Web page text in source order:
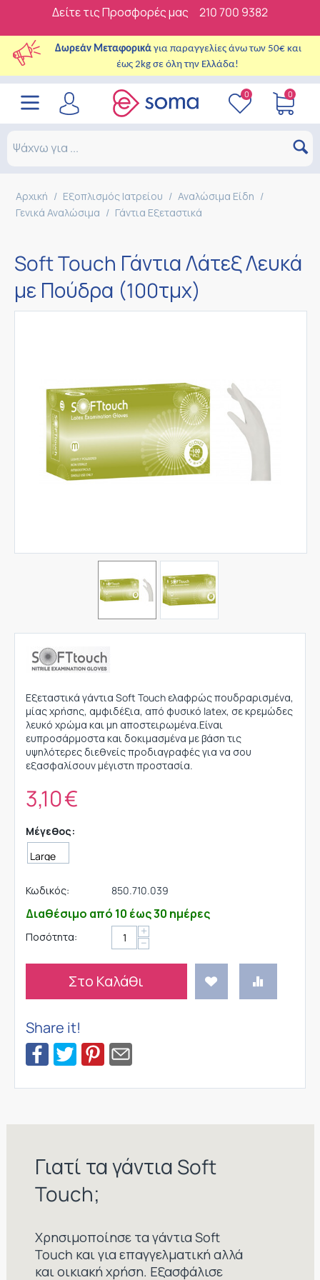
Δείτε τις Προσφορές μας 210 700 9382
Δωρεάν Μεταφορικά για παραγγελίες άνω των 50€ και
έως 2kg σε όλη την Ελλάδα!
0 0
Αρχική / Εξοπλισμός Ιατρείου / Αναλώσιμα Είδη /
Γενικά Αναλώσιμα / Γάντια Εξεταστικά
Soft Touch Γάντια Λάτεξ Λευκά
με Πούδρα (100τμχ)
Εξεταστικά γάντια Soft Touch ελαφρώς πουδραρισμένα,
μίας χρήσης, αμφιδέξια, από φυσικό latex, σε κρεμώδες
λευκό χρώμα και μη αποστειρωμένα.Είναι
ευπροσάρμοστα και δοκιμασμένα με βάση τις
υψηλότερες διεθνείς προδιαγραφές για να σου
εξασφαλίσουν μέγιστη προστασία.
3,10€
Μέγεθος:
Κωδικός: 850.710.039
Διαθέσιμο από 10 έως 30 ημέρες
Ποσότητα: +
−
Στο Καλάθι
Share it!
Γιατί τα γάντια Soft
Touch;
Χρησιμοποίησε τα γάντια Soft
Touch και για επαγγελματική αλλά
και οικιακή χρήση. Εξασφάλισε